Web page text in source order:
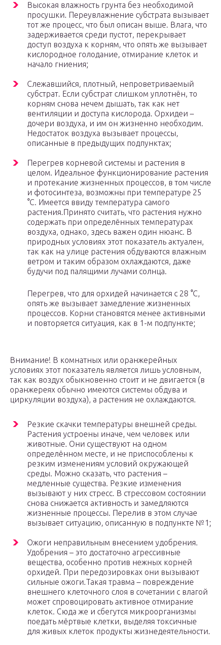
Высокая влажность грунта без необходимой
просушки. Переувлажнение субстрата вызывает
тот же процесс, что был описан выше. Влага, что
задерживается среди пустот, перекрывает
доступ воздуха к корням, что опять же вызывает
кислородное голодание, отмирание клеток и
начало гниения;
Слежавшийся, плотный, непроветриваемый
субстрат. Если субстрат слишком уплотнён, то
корням снова нечем дышать, так как нет
вентиляции и доступа кислорода. Орхидеи –
дочери воздуха, и им он жизненно необходим.
Недостаток воздуха вызывает процессы,
описанные в предыдущих подпунктах;
Перегрев корневой системы и растения в
целом. Идеальное функционирование растения
и протекание жизненных процессов, в том числе
и фотосинтеза, возможны при температуре 25
°С. Имеется ввиду температура самого
растения.Принято считать, что растения нужно
содержать при определённых температурах
воздуха, однако, здесь важен один нюанс. В
природных условиях этот показатель актуален,
так как на улице растения обдуваются влажным
ветром и таким образом охлаждаются, даже
будучи под палящими лучами солнца.
Перегрев, что для орхидей начинается с 28 °С,
опять же вызывает замедление жизненных
процессов. Корни становятся менее активными
и повторяется ситуация, как в 1-м подпункте;
Внимание! В комнатных или оранжерейных
условиях этот показатель является лишь условным,
так как воздух обыкновенно стоит и не двигается (в
оранжереях обычно имеются системы обдува и
циркуляции воздуха), а растения не охлаждаются.
Резкие скачки температуры внешней среды.
Растения устроены иначе, чем человек или
животные. Они существуют на одном
определённом месте, и не приспособлены к
резким изменениям условий окружающей
среды. Можно сказать, что растения –
медленные существа. Резкие изменения
вызывают у них стресс. В стрессовом состоянии
снова снижается активность и замедляются
жизненные процессы. Перелив в этом случае
вызывает ситуацию, описанную в подпункте №1;
Ожоги неправильным внесением удобрения.
Удобрения – это достаточно агрессивные
вещества, особенно против нежных корней
орхидей. При передозировках они вызывают
сильные ожоги.Такая травма – повреждение
внешнего клеточного слоя в сочетании с влагой
может спровоцировать активное отмирание
клеток. Сюда же и сбегутся микроорганизмы
поедать мёртвые клетки, выделяя токсичные
для живых клеток продукты жизнедеятельности.